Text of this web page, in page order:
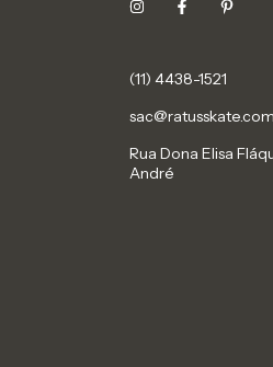
(11) 4438-1521
Rua Dona Elisa
André